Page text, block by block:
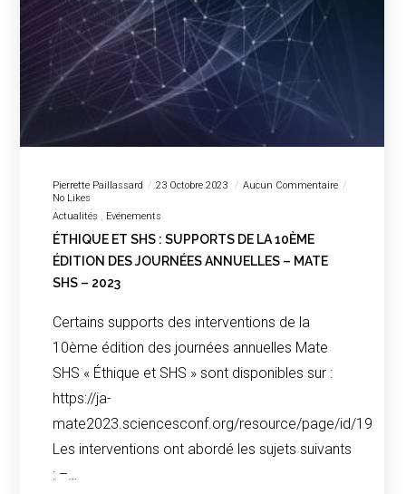
Pierrette Paillassard 23 Octobre 2023
Aucun Commentaire
No Likes
Actualités
Evénements
ÉTHIQUE ET SHS : SUPPORTS DE LA 10ÈME
ÉDITION DES JOURNÉES ANNUELLES – MATE
SHS – 2023
Certains supports des interventions de la
10ème édition des journées annuelles Mate
SHS « Éthique et SHS » sont disponibles sur :
https://ja-
mate2023.sciencesconf.org/resource/page/id/19
Les interventions ont abordé les sujets suivants
: –…